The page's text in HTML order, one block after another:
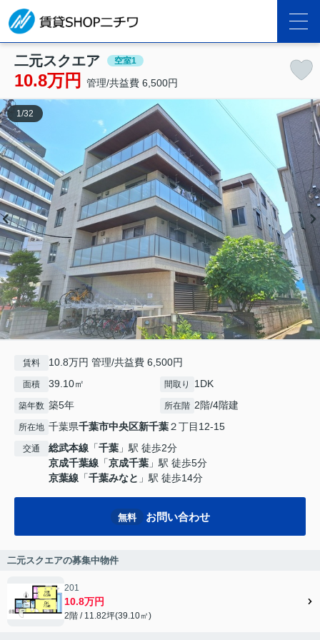
二元スクエア 空室1
10.8万円 管理/共益費 6,500円
1 /32
賃料 10.8万円 管理/共益費 6,500円
面積 39.10㎡ 間取り 1DK
築年数 築5年 所在階 2階/4階建
所在地 千葉県千葉市中央区新千葉２丁目12-15
交通 総武本線 「千葉 」駅 徒歩2分
京成千葉線 「京成千葉 」駅 徒歩5分
京葉線 「千葉みなと 」駅 徒歩14分
無料 お問い合わせ
二元スクエアの募集中物件
201
10.8万円
2階 / 11.82坪(39.10㎡)